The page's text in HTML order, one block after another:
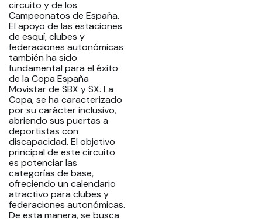
circuito y de los
Campeonatos de España.
El apoyo de las estaciones
de esquí, clubes y
federaciones autonómicas
también ha sido
fundamental para el éxito
de la Copa España
Movistar de SBX y SX. La
Copa, se ha caracterizado
por su carácter inclusivo,
abriendo sus puertas a
deportistas con
discapacidad. El objetivo
principal de este circuito
es potenciar las
categorías de base,
ofreciendo un calendario
atractivo para clubes y
federaciones autonómicas.
De esta manera, se busca